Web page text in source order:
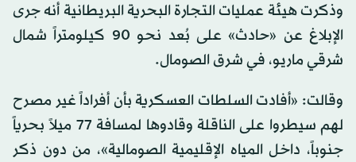
وذكرت هيئة عمليات التجارة البحرية البريطانية أنه جرى
الإبلاغ عن «حادث» على بُعد نحو 90 كيلومتراً شمال
شرقي ماريو، في شرق الصومال.
وقالت: «أفادت السلطات العسكرية بأن أفراداً غير مصرح
لهم سيطروا على الناقلة وقادوها لمسافة 77 ميلاً بحرياً
جنوباً، داخل المياه الإقليمية الصومالية»، من دون ذكر